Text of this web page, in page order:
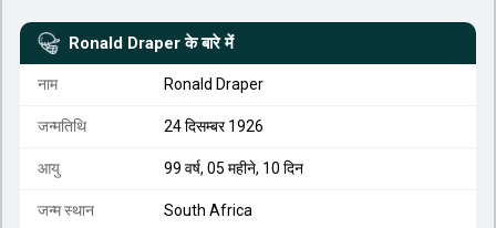
Ronald Draper के बारे में
नाम Ronald Draper
जन्मतिथि 24 दिसम्बर 1926
आयु 99 वर्ष, 05 महीने, 10 दिन
जन्म स्थान South Africa